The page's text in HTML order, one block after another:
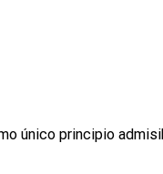
único principio